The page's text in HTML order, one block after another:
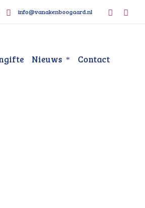
info@vanakenboogaard.nl
Nieuws Contact